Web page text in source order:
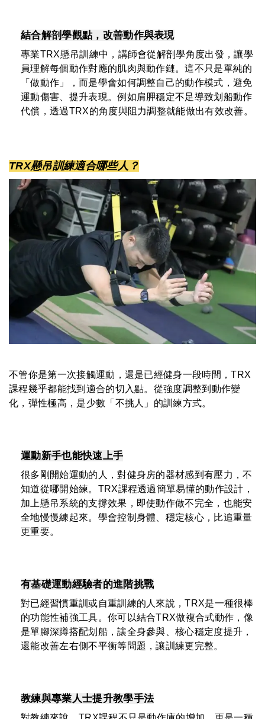
結合解剖學觀點，改善動作與表現
專業TRX懸吊訓練中，講師會從解剖學角度出發，讓學
員理解每個動作對應的肌肉與動作鏈。這不只是單純的
「做動作」，而是學會如何調整自己的動作模式，避免
運動傷害、提升表現。例如肩胛穩定不足導致划船動作
代償，透過TRX的角度與阻力調整就能做出有效改善。
TRX懸吊訓練適合哪些人？
不管你是第一次接觸運動，還是已經健身一段時間，TRX
課程幾乎都能找到適合的切入點。從強度調整到動作變
化，彈性極高，是少數「不挑人」的訓練方式。
運動新手也能快速上手
很多剛開始運動的人，對健身房的器材感到有壓力，不
知道從哪開始練。TRX課程透過簡單易懂的動作設計，
加上懸吊系統的支撐效果，即使動作做不完全，也能安
全地慢慢練起來。學會控制身體、穩定核心，比追重量
更重要。
有基礎運動經驗者的進階挑戰
對已經習慣重訓或自重訓練的人來說，TRX是一種很棒
的功能性補強工具。你可以結合TRX做複合式動作，像
是單腳深蹲搭配划船，讓全身參與、核心穩定度提升，
還能改善左右側不平衡等問題，讓訓練更完整。
教練與專業人士提升教學手法